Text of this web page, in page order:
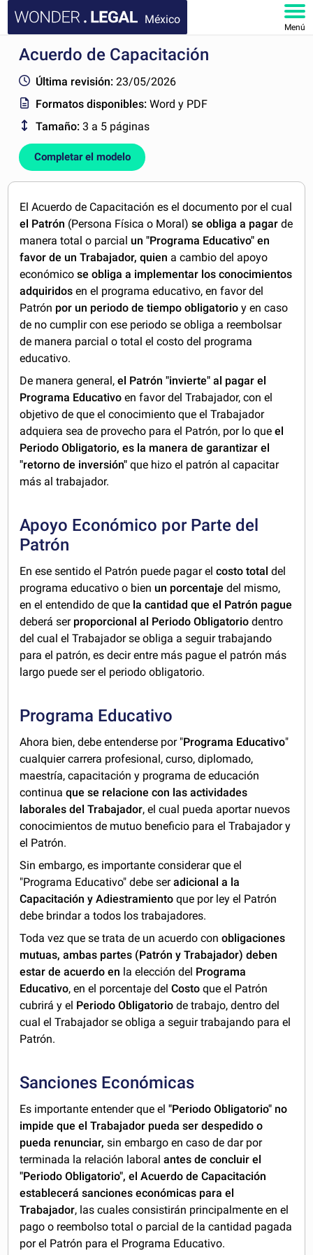
México
Menú
INICIO
DOCUMENTOS
FAQ
MI CUENTA
Acuerdo de Capacitación
Última revisión: 23/05/2026
Formatos disponibles:Word y PDF
Tamaño: 3 a 5 páginas
Completar el modelo
El Acuerdo de Capacitación es el documento por el cual
el Patrón (Persona Física o Moral)se obliga a pagar de
manera total o parcial un "Programa Educativo" en
favor de un Trabajador, quien a cambio del apoyo
económico se obliga a implementar los conocimientos
adquiridosen el programa educativo, en favor del
Patrón por un periodo de tiempo obligatorioy en caso
de no cumplir con ese periodo se obliga a reembolsar
de manera parcial o total el costo del programa
educativo.
De manera general,el Patrón "invierte" al pagar el
Programa Educativo en favor del Trabajador, con el
objetivo de que el conocimiento que el Trabajador
adquiera sea de provecho para el Patrón, por lo queel
Periodo Obligatorio, es la manera de garantizar el
"retorno de inversión" que hizo el patrón al capacitar
más al trabajador.
Apoyo Económico por Parte del
Patrón
En ese sentido el Patrón puede pagar elcosto total del
programa educativo o bien un porcentaje del mismo,
en el entendido de que la cantidad que el Patrón pague
deberá ser proporcional al Periodo Obligatorio dentro
del cual el Trabajador se obliga a seguir trabajando
para el patrón, es decir entre más pague el patrón más
largo puede ser el periodo obligatorio.
Programa Educativo
Ahora bien, debe entenderse por "Programa Educativo"
cualquier carrera profesional, curso, diplomado,
maestría, capacitación y programa de educación
continuaque se relacione con las actividades
laborales del Trabajador, el cual pueda aportar nuevos
conocimientos de mutuo beneficio para el Trabajador y
el Patrón.
Sin embargo, es importante considerar que el
"Programa Educativo" debe seradicional a la
Capacitación y Adiestramiento que por ley el Patrón
debe brindar a todos los trabajadores.
Toda vez que se trata de un acuerdo conobligaciones
mutuas, ambas partes (Patrón y Trabajador) deben
estar de acuerdo en la elección del Programa
Educativo, en el porcentaje delCostoque el Patrón
cubrirá y el Periodo Obligatorio de trabajo, dentro del
cual el Trabajador se obliga a seguir trabajando para el
Patrón.
Sanciones Económicas
Es importante entender que el"Periodo Obligatorio" no
impide que el Trabajador pueda ser despedido o
pueda renunciar, sin embargo en caso de dar por
terminada la relación laboralantes de concluir el
"Periodo Obligatorio", el Acuerdo de Capacitación
establecerá sanciones económicas para el
Trabajador, las cuales consistirán principalmente en el
pago o reembolso total o parcial de la cantidad pagada
por el Patrón para el Programa Educativo.